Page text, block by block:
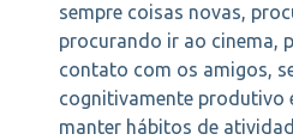
sempre coisas novas,
procurando ir ao cinema,
contato com os amigos,
cognitivamente produtivo
manter hábitos de